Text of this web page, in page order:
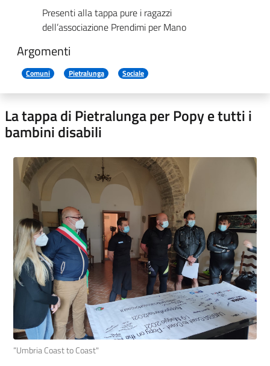
Presenti alla tappa pure i ragazzi
dell’associazione Prendimi per Mano
Argomenti
Comuni Pietralunga Sociale
La tappa di Pietralunga per Popy e tutti i
bambini disabili
“Umbria Coast to Coast"